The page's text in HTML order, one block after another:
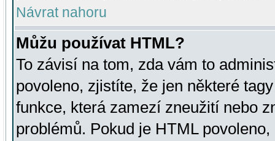
Návrat nahoru
Můžu používat HTML?
To závisí na tom, zda vám to
povoleno, zjistíte, že jen některé
funkce, která zamezí zneužití nebo
problémů. Pokud je HTML